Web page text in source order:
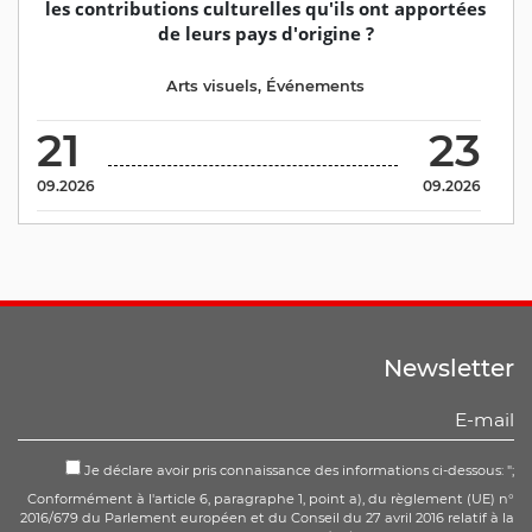
les contributions culturelles qu'ils ont apportées
de leurs pays d'origine ?
21
09.2026
23
09.2026
Arts visuels, Événements
Newsletter
Je déclare avoir pris connaissance des informations ci-dessous: ";
Conformément à l'article 6, paragraphe 1, point a), du règlement (UE) n°
2016/679 du Parlement européen et du Conseil du 27 avril 2016 relatif à la